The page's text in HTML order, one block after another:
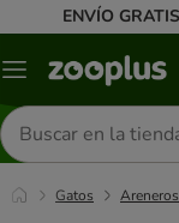
ENVÍO
Menú
Buscar
productos
Gatos